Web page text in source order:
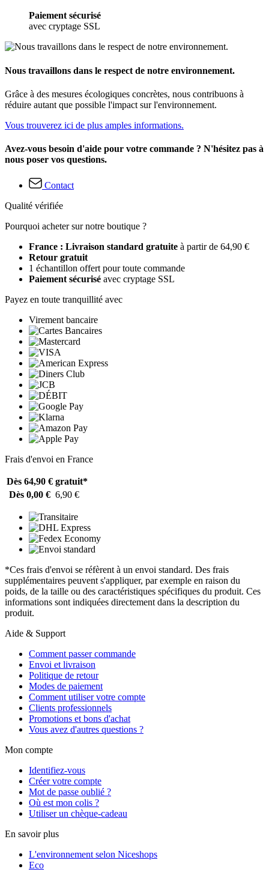
Paiement sécurisé
avec cryptage SSL
Nous travaillons dans le respect de notre environnement.
Grâce à des mesures écologiques concrètes, nous contribuons à
réduire autant que possible l'impact sur l'environnement.
Vous trouverez ici de plus amples informations.
Avez-vous besoin d'aide pour votre commande ? N'hésitez pas à
nous poser vos questions.
Contact
Qualité vérifiée
Pourquoi acheter sur notre boutique ?
France : Livraison standard gratuite à partir de 64,90 €
Retour gratuit
1 échantillon offert pour toute commande
Paiement sécurisé avec cryptage SSL
Payez en toute tranquillité avec
Virement bancaire
Frais d'envoi en France
Dès 64,90 € gratuit*
Dès 0,00 € 6,90 €
*Ces frais d'envoi se réfèrent à un envoi standard. Des frais
supplémentaires peuvent s'appliquer, par exemple en raison du
poids, de la taille ou des caractéristiques spécifiques du produit. Ces
informations sont indiquées directement dans la description du
produit.
Aide & Support
Comment passer commande
Envoi et livraison
Politique de retour
Modes de paiement
Comment utiliser votre compte
Clients professionnels
Promotions et bons d'achat
Vous avez d'autres questions ?
Mon compte
Identifiez-vous
Créer votre compte
Mot de passe oublié ?
Où est mon colis ?
Utiliser un chèque-cadeau
En savoir plus
L'environnement selon Niceshops
Eco